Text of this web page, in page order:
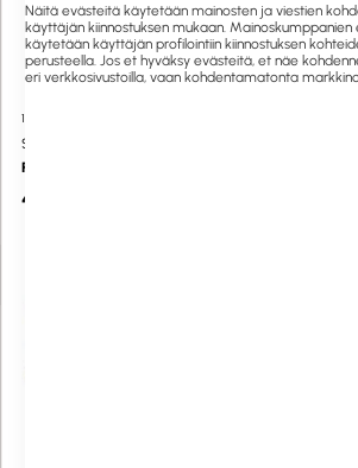
1058973
SINI PRO
Pulloharja 25mm
4,50 €
Näitä evästeitä käytetään mainosten ja viestien
käyttäjän kiinnostuksen mukaan. Mainoskumppanien
käytetään käyttäjän profilointiin kiinnostuksen
perusteella. Jos et hyväksy evästeitä, et näe
eri verkkosivustoilla, vaan kohdentamatonta